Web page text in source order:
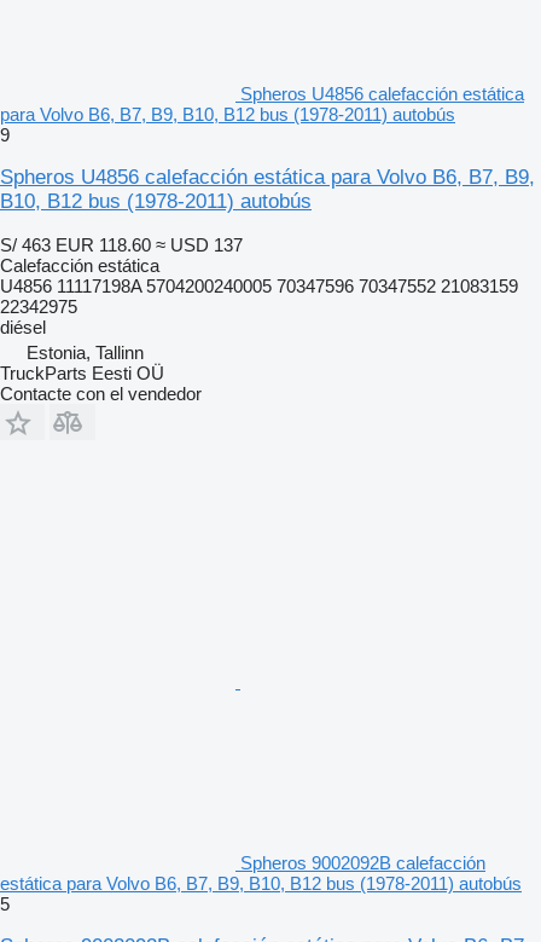
Spheros U4856 calefacción estática
para Volvo B6, B7, B9, B10, B12 bus (1978-2011) autobús
9
Spheros U4856 calefacción estática para Volvo B6, B7, B9,
B10, B12 bus (1978-2011) autobús
S/ 463 EUR 118.60 ≈ USD 137
Calefacción estática
U4856 11117198A 5704200240005 70347596 70347552 21083159
22342975
diésel
Estonia, Tallinn
TruckParts Eesti OÜ
Contacte con el vendedor
Spheros 9002092B calefacción
estática para Volvo B6, B7, B9, B10, B12 bus (1978-2011) autobús
5